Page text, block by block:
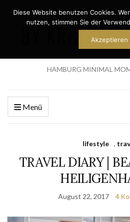
HAMBURG MINIMAL
Menü
lifestyle ,
TRAVEL DIARY |
August 22, 2017 4
Diese Website benutzen Cookies.
nutzen, stimmen Sie der
Akzeptieren